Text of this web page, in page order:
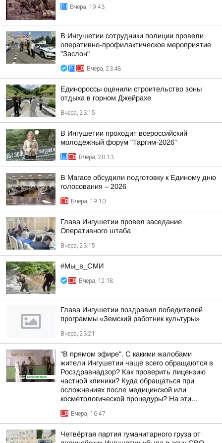
Вчера, 19:43
В Ингушетии сотрудники полиции провели
оперативно-профилактическое мероприятие
"Заслон"
Вчера, 23:48
Единороссы оценили строительство зоны
отдыха в горном Джейрахе
Вчера, 23:15
В Ингушетии проходит всероссийский
молодёжный форум "Таргим-2026"
Вчера, 20:13
В Магасе обсудили подготовку к Единому дню
голосования – 2026
Вчера, 19:10
Глава Ингушетии провел заседание
Оперативного штаба
Вчера, 23:15
#Мы_в_СМИ
Вчера, 12:18
Глава Ингушетии поздравил победителей
программы «Земский работник культуры»
Вчера, 23:21
"В прямом эфире". С какими жалобами
жители Ингушетии чаще всего обращаются в
Росздравнадзор? Как проверить лицензию
частной клиники? Куда обращаться при
осложнениях после медицинской или
косметологической процедуры? На эти...
Вчера, 16:47
Четвёртая партия гуманитарного груза от